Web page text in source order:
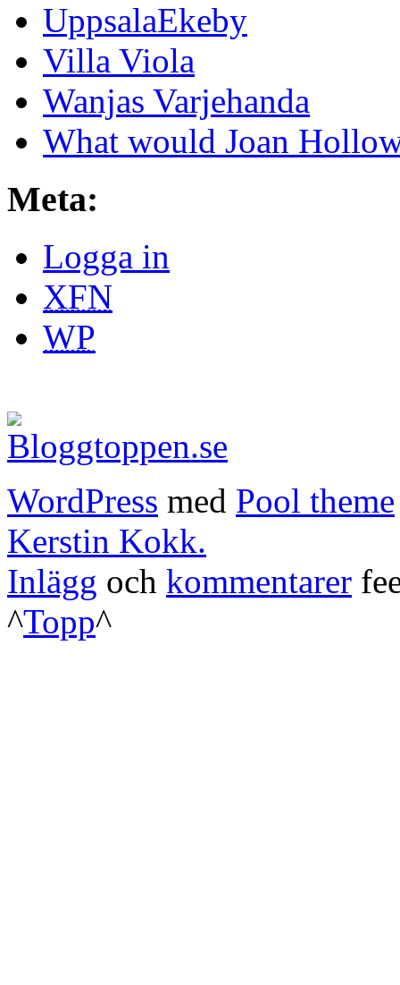
UppsalaEkeby
Villa Viola
Wanjas Varjehanda
What would Joan
Meta:
Logga in
XFN
WP
WordPress med Pool theme
Kerstin Kokk.
Inlägg och kommentarer
^Topp^